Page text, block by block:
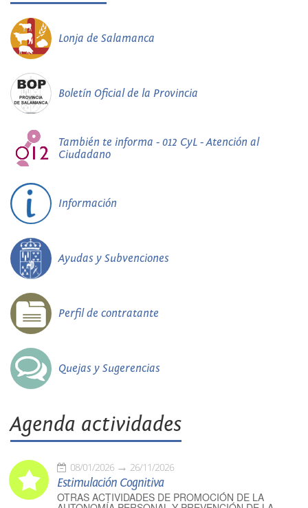
Lonja de Salamanca
Boletín Oficial de la Provincia
También te informa - 012 CyL - Atención al
Ciudadano
Información
Ayudas y Subvenciones
Perfil de contratante
Quejas y Sugerencias
Agenda actividades
08/01/2026 26/11/2026
Estimulación Cognitiva
OTRAS ACTIVIDADES DE PROMOCIÓN DE LA